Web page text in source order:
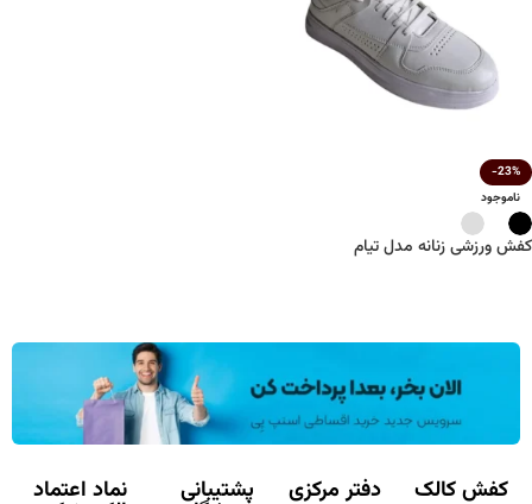
-23%
ناموجود
کفش ورزشی زنانه مدل تیام
کفش کالک دفتر مرکزی پشتیبانی نماد اعتماد